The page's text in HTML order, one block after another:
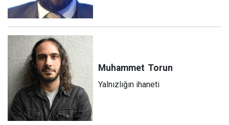
Muhammet Torun
Yalnızlığın ihaneti